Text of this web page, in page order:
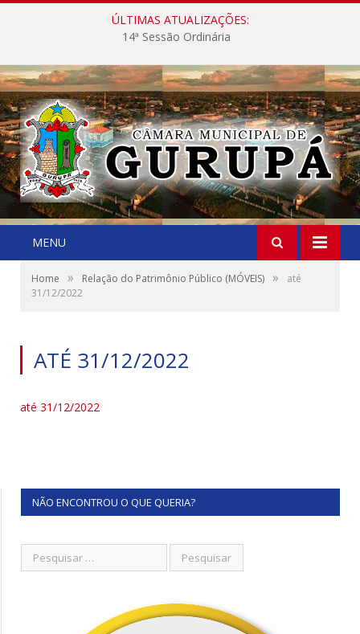
ÚLTIMAS ATUALIZAÇÕES:
14ª Sessão Ordinária
MENU
Home » Relação do Patrimônio Público (MÓVEIS) »
até
31/12/2022
ATÉ 31/12/2022
até 31/12/2022
NÃO ENCONTROU O QUE QUERIA?